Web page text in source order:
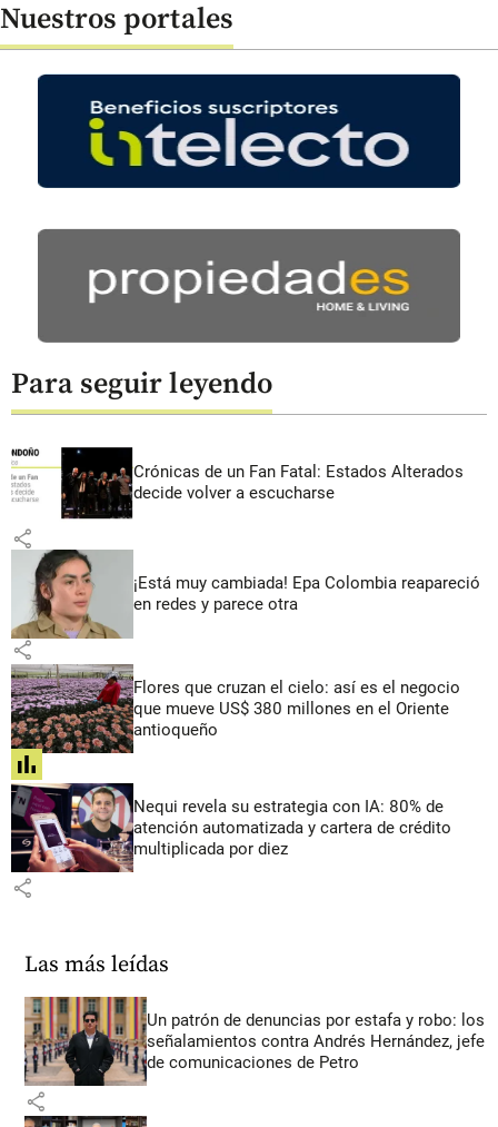
Nuestros portales
Para seguir leyendo
Crónicas de un Fan Fatal: Estados Alterados
decide volver a escucharse
share
¡Está muy cambiada! Epa Colombia reapareció
en redes y parece otra
share
Flores que cruzan el cielo: así es el negocio
que mueve US$ 380 millones en el Oriente
antioqueño
share
Nequi revela su estrategia con IA: 80% de
atención automatizada y cartera de crédito
multiplicada por diez
share
Las más leídas
Un patrón de denuncias por estafa y robo: los
señalamientos contra Andrés Hernández, jefe
de comunicaciones de Petro
share